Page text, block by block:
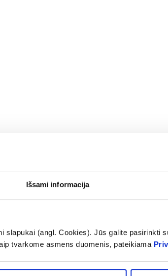
Išsami informacija
slapukai (angl. Cookies). Jūs galite pasirinkti
tvarkome asmens duomenis, pateikiama
-50%